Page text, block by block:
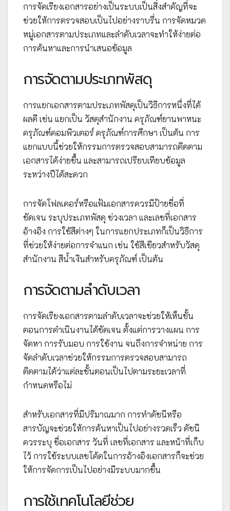
การจัดเรียงเอกสารอย่างเป็นระบบเป็นสิ่งสำคัญที่จะ
ช่วยให้การตรวจสอบเป็นไปอย่างราบรื่น การจัดหมวด
หมู่เอกสารตามประเภทและลำดับเวลาจะทำให้ง่ายต่อ
การค้นหาและการนำเสนอข้อมูล
การจัดตามประเภทพัสดุ
การแยกเอกสารตามประเภทพัสดุเป็นวิธีการหนึ่งที่ได้
ผลดี เช่น แยกเป็น วัสดุสำนักงาน ครุภัณฑ์ยานพาหนะ
ครุภัณฑ์คอมพิวเตอร์ ครุภัณฑ์การศึกษา เป็นต้น การ
แยกแบบนี้ช่วยให้กรรมการตรวจสอบสามารถติดตาม
เอกสารได้ง่ายขึ้น และสามารถเปรียบเทียบข้อมูล
ระหว่างปีได้สะดวก
การจัดโฟลเดอร์หรือแฟ้มเอกสารควรมีป้ายชื่อที่
ชัดเจน ระบุประเภทพัสดุ ช่วงเวลา และเลขที่เอกสาร
อ้างอิง การใช้สีต่างๆ ในการแยกประเภทก็เป็นวิธีการ
ที่ช่วยให้ง่ายต่อการจำแนก เช่น ใช้สีเขียวสำหรับวัสดุ
สำนักงาน สีน้ำเงินสำหรับครุภัณฑ์ เป็นต้น
การจัดตามลำดับเวลา
การจัดเรียงเอกสารตามลำดับเวลาจะช่วยให้เห็นขั้น
ตอนการดำเนินงานได้ชัดเจน ตั้งแต่การวางแผน การ
จัดหา การรับมอบ การใช้งาน จนถึงการจำหน่าย การ
จัดลำดับเวลาช่วยให้กรรมการตรวจสอบสามารถ
ติดตามได้ว่าแต่ละขั้นตอนเป็นไปตามระยะเวลาที่
กำหนดหรือไม่
สำหรับเอกสารที่มีปริมาณมาก การทำดัชนีหรือ
สารบัญจะช่วยให้การค้นหาเป็นไปอย่างรวดเร็ว ดัชนี
ควรระบุ ชื่อเอกสาร วันที่ เลขที่เอกสาร และหน้าที่เก็บ
ไว้ การใช้ระบบเลขโค้ดในการอ้างอิงเอกสารก็จะช่วย
ให้การจัดการเป็นไปอย่างมีระบบมากขึ้น
การใช้เทคโนโลยีช่วย